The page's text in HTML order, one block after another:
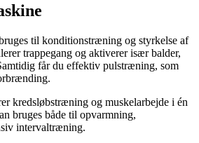
til konditionstræning og styrkelse af
trappegang og aktiverer især balder,
får du effektiv pulstræning, som
kredsløbstræning og muskelarbejde i én
bruges både til opvarmning,
intervaltræning.